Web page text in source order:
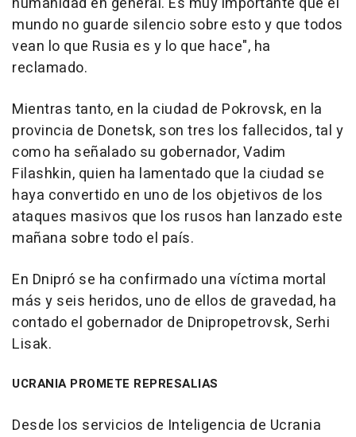
mundo no guarde silencio sobre esto y que todos
vean lo que Rusia es y lo que hace", ha
reclamado.
Mientras tanto, en la ciudad de Pokrovsk, en la
provincia de Donetsk, son tres los fallecidos, tal y
como ha señalado su gobernador, Vadim
Filashkin, quien ha lamentado que la ciudad se
haya convertido en uno de los objetivos de los
ataques masivos que los rusos han lanzado este
mañana sobre todo el país.
En Dnipró se ha confirmado una víctima mortal
más y seis heridos, uno de ellos de gravedad, ha
contado el gobernador de Dnipropetrovsk, Serhi
Lisak.
UCRANIA PROMETE REPRESALIAS
Desde los servicios de Inteligencia de Ucrania